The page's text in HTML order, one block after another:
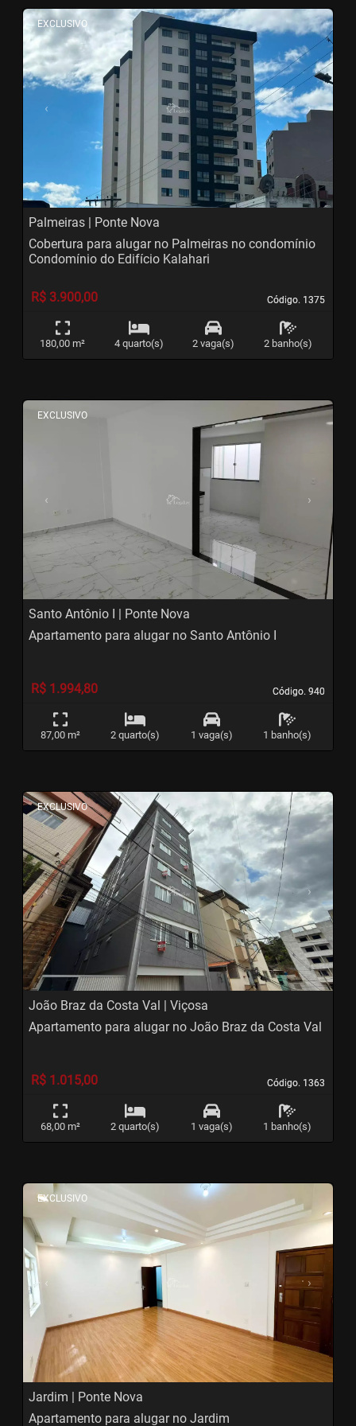
EXCLUSIVO
<<<<
‹
Previous
›
Next
Palmeiras | Ponte Nova
Código. 1375
Código. 1375
Cobertura para alugar no Palmeiras no condomínio
Condomínio do Edifício Kalahari
R$ 3.900,00
180,00 m² 4 quarto(s) 2 vaga(s) 2 banho(s)
EXCLUSIVO
< <<<
‹
Previous
›
Next
Santo Antônio I | Ponte Nova
Código. 940
Código. 940
Apartamento para alugar no Santo Antônio I
R$ 1.994,80
87,00 m² 2 quarto(s) 1 vaga(s) 1 banho(s)
EXCLUSIVO
<<<<
‹
Previous
›
Next
João Braz da Costa Val | Viçosa
Código. 1363
Código. 1363
Apartamento para alugar no João Braz da Costa Val
R$ 1.015,00
68,00 m² 2 quarto(s) 1 vaga(s) 1 banho(s)
EXCLUSIVO
< <<<
‹
Previous
›
Next
Jardim | Ponte Nova
Apartamento para alugar no Jardim